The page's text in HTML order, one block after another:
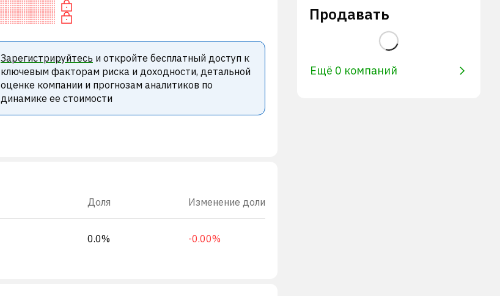
Зарегистрируйтесь и откройте бесплатный доступ к
ключевым факторам риска и доходности, детальной
оценке компании и прогнозам аналитиков по
динамике ее стоимости
Доля Изменение доли
0.0% -0.00%
Продавать
Ещё 0 компаний